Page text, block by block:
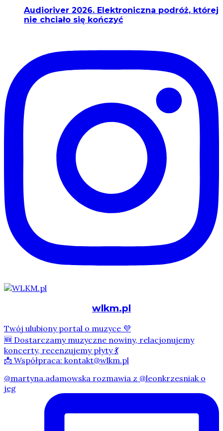
Audioriver 2026. Elektroniczna podróż, której
nie chciało się kończyć
wlkm.pl
Twój ulubiony portal o muzyce 💜
🆕 Dostarczamy muzyczne nowiny, relacjonujemy
koncerty, recenzujemy płyty 💃
📩 Współpraca: kontakt@wlkm.pl
@martyna.adamowska rozmawia z @leonkrzesniak o
jeg